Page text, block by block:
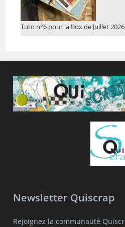
Tuto n°6 pour la Box de Juillet
Newsletter Quiscrap
Rejoignez la communauté